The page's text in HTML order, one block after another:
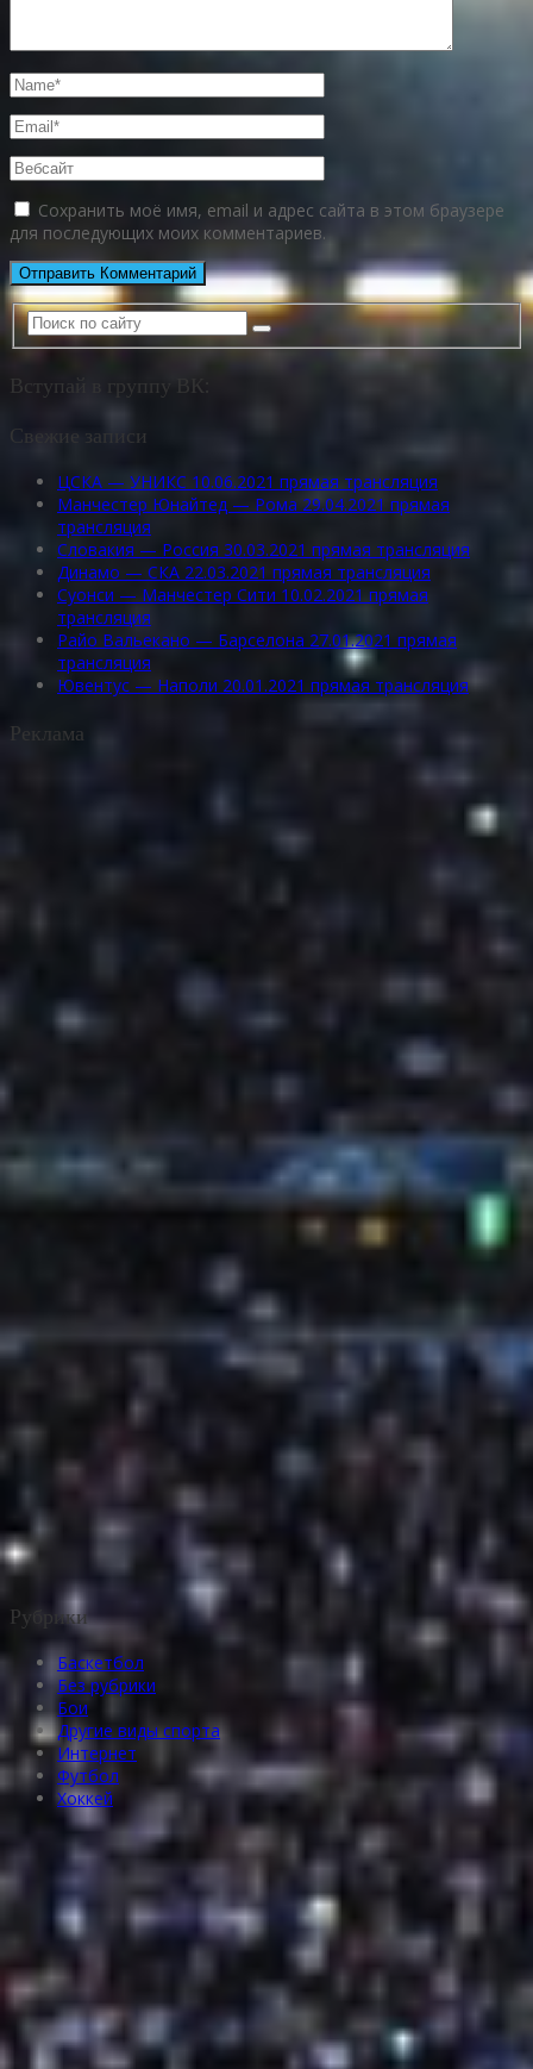
Сохранить моё имя, email и адрес сайта в этом браузере
для последующих моих комментариев.
Вступай в группу ВК:
Свежие записи
ЦСКА — УНИКС 10.06.2021 прямая трансляция
Манчестер Юнайтед — Рома 29.04.2021 прямая
трансляция
Словакия — Россия 30.03.2021 прямая трансляция
Динамо — СКА 22.03.2021 прямая трансляция
Суонси — Манчестер Сити 10.02.2021 прямая
трансляция
Райо Вальекано — Барселона 27.01.2021 прямая
трансляция
Ювентус — Наполи 20.01.2021 прямая трансляция
Реклама
Рубрики
Баскетбол
Без рубрики
Бои
Другие виды спорта
Интернет
Футбол
Хоккей